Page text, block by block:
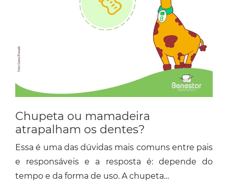
Chupeta ou mamadeira
atrapalham os dentes?
Essa é uma das dúvidas mais comuns entre pais
e responsáveis e a resposta é: depende do
tempo e da forma de uso. A chupeta…